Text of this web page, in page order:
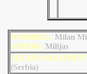
NOMBRE:
APODO: Milijas
FECHA
(Serbia)